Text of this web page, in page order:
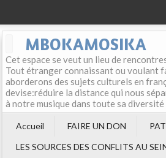
MBOKAMOSIKA
Cet espace se veut un lieu de
Tout étranger connaissant ou voulant
aborderons des sujets culturels en
devise:réduire la distance qui nous
à notre musique dans toute sa diversité
Accueil FAIRE UN DON
LES SOURCES DES CONFLITS AU